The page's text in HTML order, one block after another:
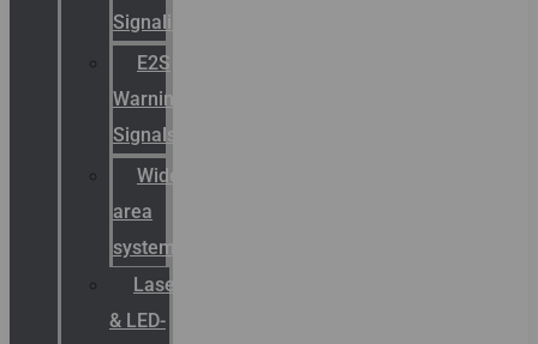
Signaling
E2S
Warning
Signals
Wide
area
systemen
Laserbelijning
& LED-